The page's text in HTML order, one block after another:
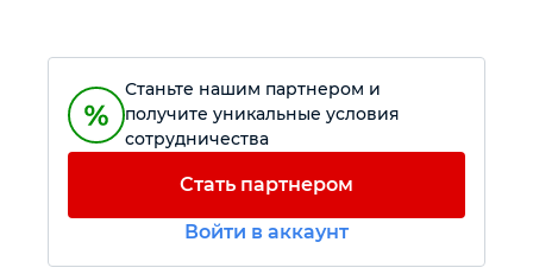
Силовое оборудование
Крепежный инструмент
Станьте нашим партнером и
получите уникальные условия
сотрудничества
Стать партнером
Войти в аккаунт